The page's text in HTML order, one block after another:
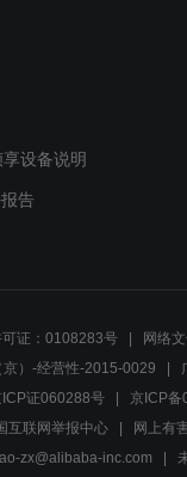
享设备说明
告
证：0108283号 网络
）-经营性-2015-0029
ICP证060288号 京ICP备
互联网举报中心 网上有
zx@alibaba-inc.com